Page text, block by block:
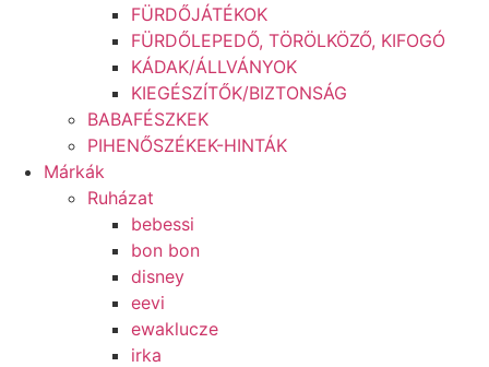
FÜRDŐJÁTÉKOK
FÜRDŐLEPEDŐ, TÖRÖLKÖZŐ, KIFOGÓ
KÁDAK/ÁLLVÁNYOK
KIEGÉSZÍTŐK/BIZTONSÁG
BABAFÉSZKEK
PIHENŐSZÉKEK-HINTÁK
Márkák
Ruházat
bebessi
bon bon
disney
eevi
ewaklucze
irka